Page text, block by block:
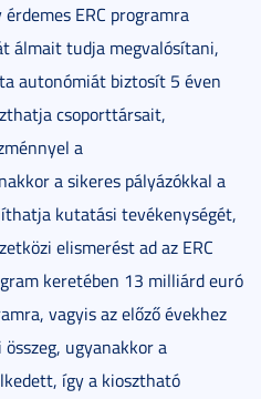
ERC programra
álmait tudja megvalósítani,
autonómiát biztosít 5 éven
csoporttársait,
a
a sikeres pályázókkal a
kutatási tevékenységét,
elismerést ad az ERC
keretében 13 milliárd euró
vagyis az előző évekhez
ugyanakkor a
így a kiosztható